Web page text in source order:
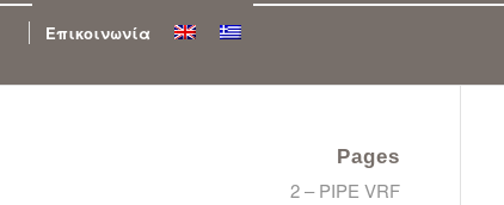
Επικοινωνία
Pages
2 – PIPE VRF